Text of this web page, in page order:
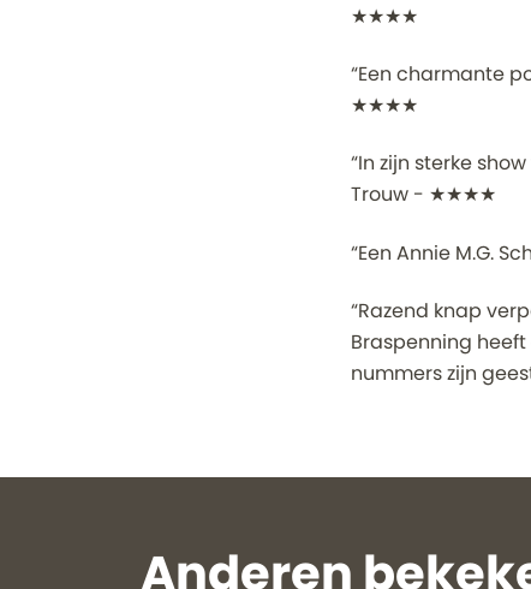
★★★★
“Een charmante
★★★★
“In zijn sterke
Trouw - ★★★★
“Een Annie M.G.
“Razend knap
Braspenning
nummers zijn
Anderen